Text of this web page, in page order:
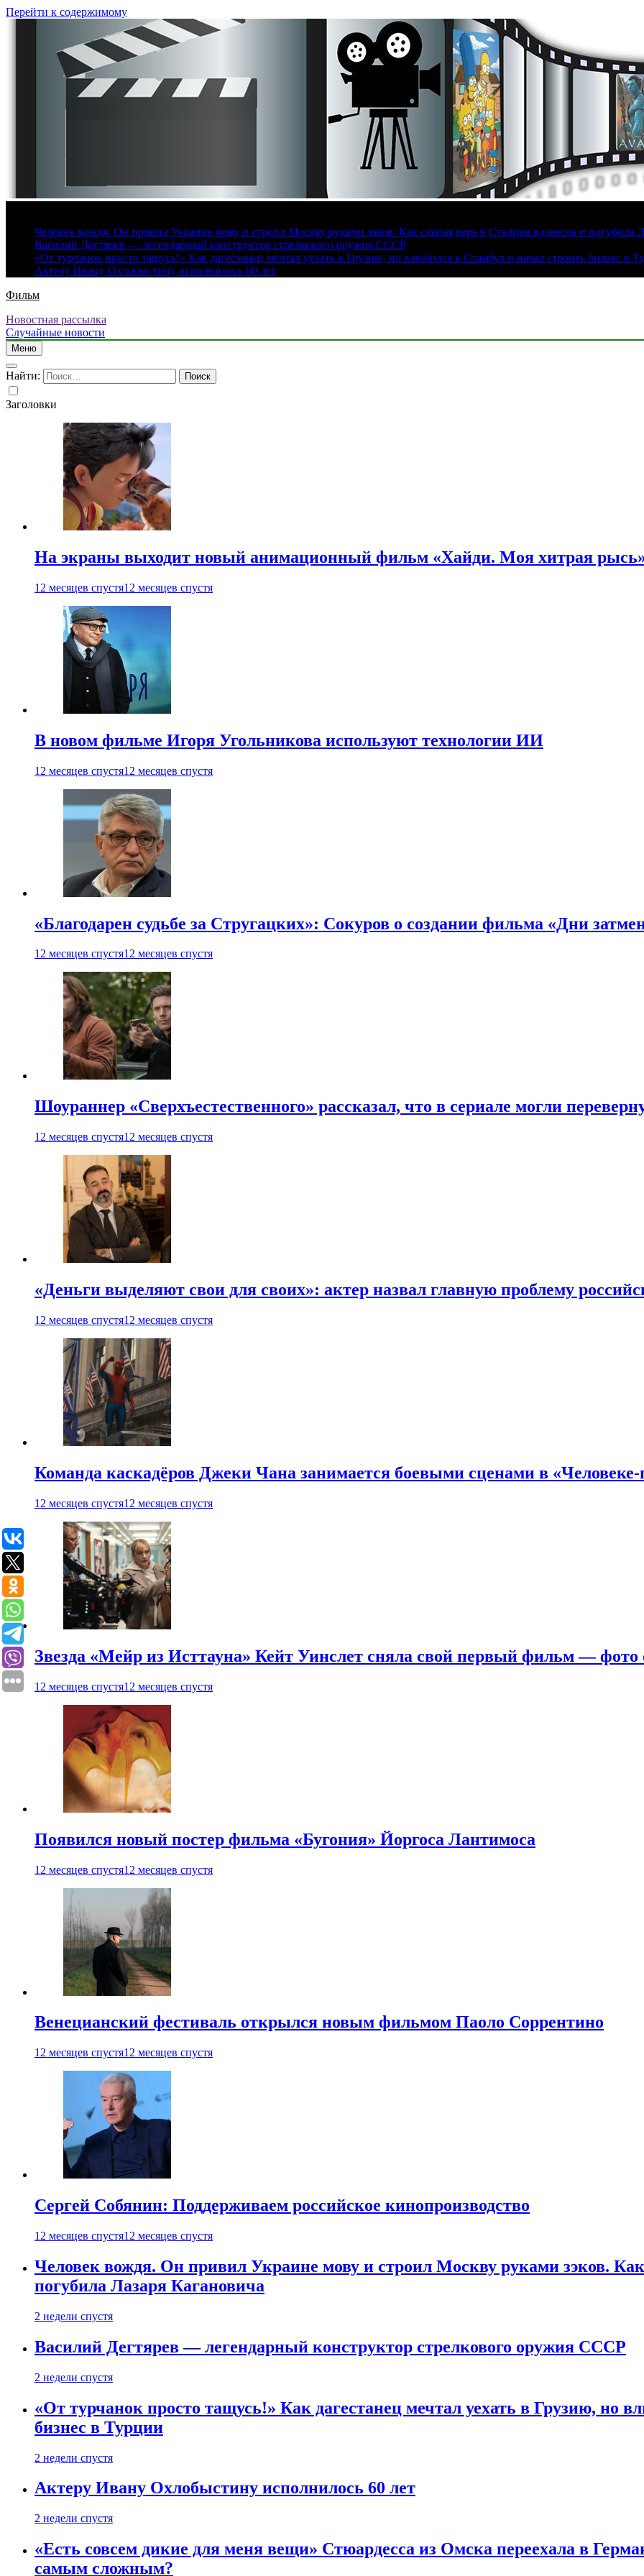
Перейти к содержимому
Человек вождя. Он привил Украине мову и строил Москву руками зэков. Как слепая вера в Сталина вознесла и погубила
Василий Дегтярев — легендарный конструктор стрелкового оружия СССР
«От турчанок просто тащусь!» Как дагестанец мечтал уехать в Грузию, но влюбился в Стамбул и начал строить бизнес в
Актеру Ивану Охлобыстину исполнилось 60 лет
Фильм
Новостная рассылка
Случайные новости
Меню
Найти:
Заголовки
На экраны выходит новый анимационный фильм «Хайди. Моя хитрая
12 месяцев спустя12 месяцев спустя
В новом фильме Игоря Угольникова используют технологии ИИ
12 месяцев спустя12 месяцев спустя
«Благодарен судьбе за Стругацких»: Сокуров о создании фильма «Дни
12 месяцев спустя12 месяцев спустя
Шоураннер «Сверхъестественного» рассказал, что в сериале могли
12 месяцев спустя12 месяцев спустя
«Деньги выделяют свои для своих»: актер назвал главную проблему
12 месяцев спустя12 месяцев спустя
Команда каскадёров Джеки Чана занимается боевыми сценами в «Человеке-
12 месяцев спустя12 месяцев спустя
Звезда «Мейр из Исттауна» Кейт Уинслет сняла свой первый фильм — фото
12 месяцев спустя12 месяцев спустя
Появился новый постер фильма «Бугония» Йоргоса Лантимоса
12 месяцев спустя12 месяцев спустя
Венецианский фестиваль открылся новым фильмом Паоло Соррентино
12 месяцев спустя12 месяцев спустя
Сергей Собянин: Поддерживаем российское кинопроизводство
12 месяцев спустя12 месяцев спустя
Человек вождя. Он привил Украине мову и строил Москву руками зэков.
погубила Лазаря Кагановича
2 недели спустя
Василий Дегтярев — легендарный конструктор стрелкового оружия СССР
2 недели спустя
«От турчанок просто тащусь!» Как дагестанец мечтал уехать в Грузию, но
бизнес в Турции
2 недели спустя
Актеру Ивану Охлобыстину исполнилось 60 лет
2 недели спустя
«Есть совсем дикие для меня вещи» Стюардесса из Омска переехала в
самым сложным?